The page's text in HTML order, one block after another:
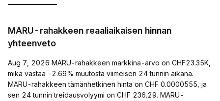
MARU-rahakkeen reaaliaikaisen hinnan
yhteenveto
Aug 7, 2026 MARU-rahakkeen markkina-arvo on CHF23.35K,
mikä vastaa -2.69% muutosta viimeisen 24 tunnin aikana.
MARU-rahakkeen tämänhetkinen hinta on CHF 0.0000555, ja
sen 24 tunnin treidausvolyymi on CHF 236.29. MARU-